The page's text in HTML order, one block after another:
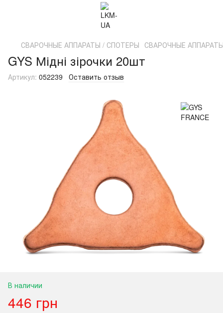
СВАРОЧНЫЕ АППАРАТЫ / СПОТЕРЫ СВАРОЧНЫЕ
GYS Мідні зірочки 20шт
Артикул: 052239 Оставить отзыв
В наличии
446 грн